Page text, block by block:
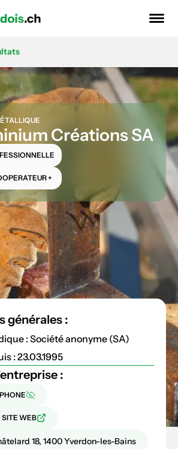
Créations SA
+
générales :
: Société anonyme (SA)
: 23.03.1995
:
SITE WEB
18, 1400 Yverdon-les-Bains